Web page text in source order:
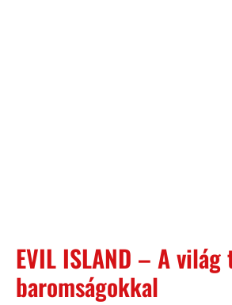
EVIL ISLAND – A
baromságokkal